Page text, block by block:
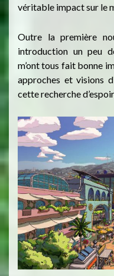
véritable impact sur le
Outre la première
introduction un peu
m’ont tous fait bonne
approches et visions
cette recherche d’espoir.